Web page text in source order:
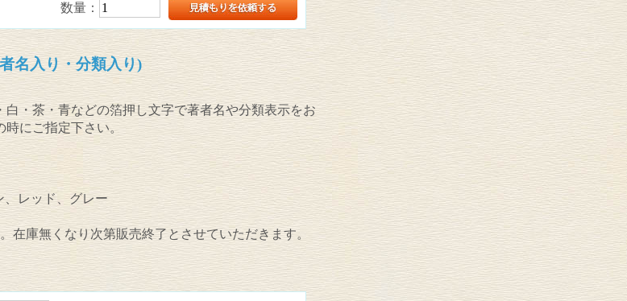
数量：
名入り・分類入り)
・茶・青などの箔押し文字で著者名や分類表示をお
時にご指定下さい。
レッド、グレー
在庫無くなり次第販売終了とさせていただきます。